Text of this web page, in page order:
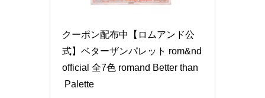
クーポン配布中【ロムアンド公
式】ベターザンパレット rom&nd
official 全7色 romand Better than
Palette